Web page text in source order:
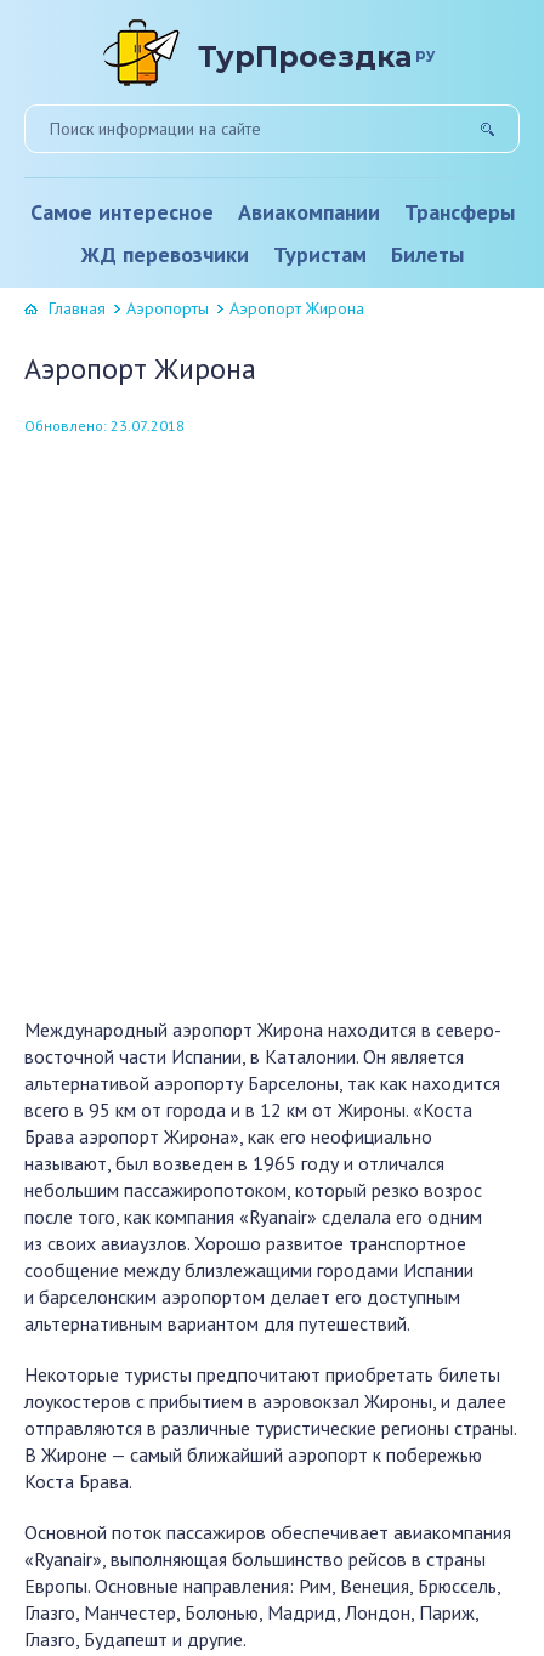
ТурПроездка ру
Самое интересное Авиакомпании
Трансферы
ЖД перевозчики
Туристам Билеты
Главная Аэропорты Аэропорт Жирона
Аэропорт Жирона
Обновлено: 23.07.2018
Международный аэропорт Жирона находится в северо-
восточной части Испании, в Каталонии. Он является
альтернативой аэропорту Барселоны, так как находится
всего в 95 км от города и в 12 км от Жироны. «Коста
Брава аэропорт Жирона», как его неофициально
называют, был возведен в 1965 году и отличался
небольшим пассажиропотоком, который резко возрос
после того, как компания «Ryanair» сделала его одним
из своих авиаузлов. Хорошо развитое транспортное
сообщение между близлежащими городами Испании
и барселонским аэропортом делает его доступным
альтернативным вариантом для путешествий.
Некоторые туристы предпочитают приобретать билеты
лоукостеров с прибытием в аэровокзал Жироны, и далее
отправляются в различные туристические регионы страны.
В Жироне — самый ближайший аэропорт к побережью
Коста Брава.
Основной поток пассажиров обеспечивает авиакомпания
«Ryanair», выполняющая большинство рейсов в страны
Европы. Основные направления: Рим, Венеция, Брюссель,
Глазго, Манчестер, Болонью, Мадрид, Лондон, Париж,
Глазго, Будапешт и другие.